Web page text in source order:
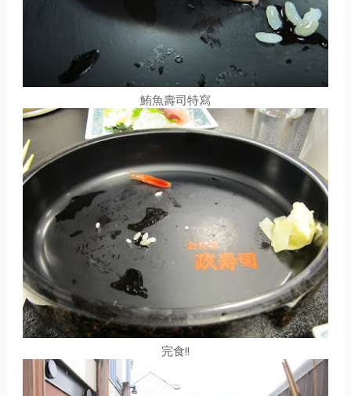
鮪魚壽司特寫
完食!!